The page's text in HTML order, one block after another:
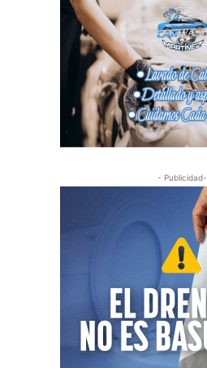
- Publicidad-